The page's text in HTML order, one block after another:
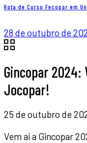
Rota de Curso Fecopar em
28 de outubro de
Gincopar 2024:
Jocopar!
25 de outubro de
Vem aí a Gincopar